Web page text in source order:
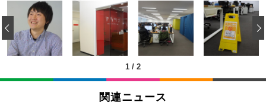
[EdoErgo] オフィスチェア 椅子 テレワーク 疲れな
い 跳ね上げ式アームレスト コンパクト 約105度ロッ
キング pc 事務椅子 360度回転 座面昇降 強化ナイロ
ン樹脂ベース 通気性メッシュ 在宅ワーク H-WY01
(黒網+黒枠+黒足)
￥5,699
SIHOO B100 オフィスチェア／デスクチェア メッシ
ュチェア 人間工学 疲れない ブラック
EIZO ビジネス向けプレミアムモニター | FlexScan
EV3240X-WT | 31.5型4K UHD・USB Type-C・ホワ
イト
￥105,595
EIZO ビジネス向けプレミアムモニター | FlexScan
Amazonベーシック ペットシーツ 薄型 レギュラー 1
回使い捨て 無香料 ホワイト 300枚
￥3,373
Amazonベーシック ペットシーツ 厚型 ワイド 42枚
x2袋(84枚) ホワイト(吸収面:ライトブルー)
1 / 2
‹
関連ニュース